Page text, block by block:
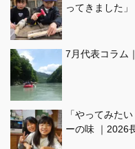
ってきました」
7月代表コラム
「やってみた
ーの味 ｜2026